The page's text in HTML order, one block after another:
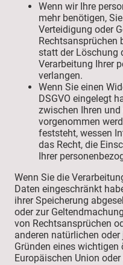
Wenn wir Ihre
mehr benötigen,
Verteidigung oder
Rechtsansprüchen
statt der Löschung
Verarbeitung Ihrer
verlangen.
Wenn Sie einen
DSGVO eingelegt
zwischen Ihren und
vorgenommen
feststeht, wessen
das Recht, die
Ihrer
Wenn Sie die
Daten eingeschränkt
ihrer Speicherung
oder zur
von Rechtsansprüchen
anderen natürlichen
Gründen eines
Europäischen Union